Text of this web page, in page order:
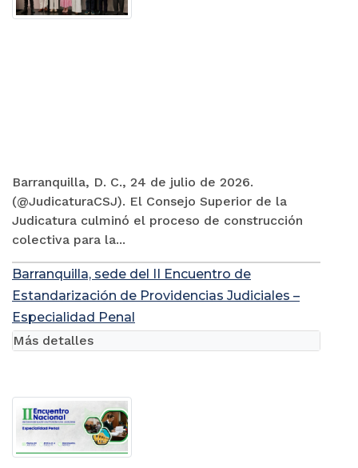
Barranquilla, D. C., 24 de julio de 2026.
(@JudicaturaCSJ). El Consejo Superior de la
Judicatura culminó el proceso de construcción
colectiva para la...
Barranquilla, sede del II Encuentro de
Estandarización de Providencias Judiciales –
Especialidad Penal
Más detalles